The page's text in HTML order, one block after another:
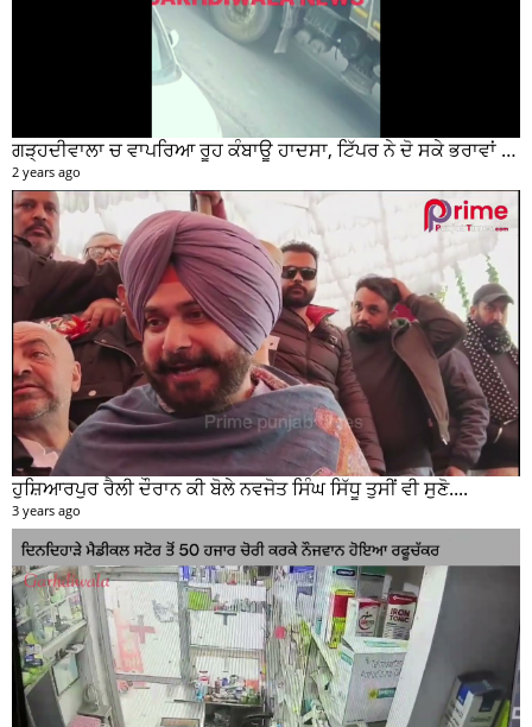
ਗੜ੍ਹਦੀਵਾਲਾ ਚ ਵਾਪਰਿਆ ਰੂਹ ਕੰਬਾਊ ਹਾਦਸਾ, ਟਿੱਪਰ ਨੇ ਦੋ ਸਕੇ ਭਰਾਵਾਂ ਨੂੰ ਕੁਚਲਿਆ, ਸੀਸੀਟੀਵੀ ਫੁਟੇਜ ਵੀ ਆਈ ਸਾਹਮਣੇ
2 years ago
ਹੁਸ਼ਿਆਰਪੁਰ ਰੈਲੀ ਦੌਰਾਨ ਕੀ ਬੋਲੇ ਨਵਜੋਤ ਸਿੰਘ ਸਿੱਧੂ ਤੁਸੀਂ ਵੀ ਸੁਣੋ....
3 years ago